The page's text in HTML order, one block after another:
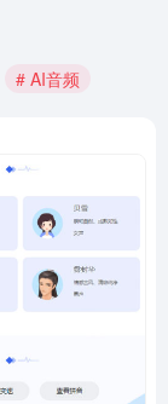
# AI音频